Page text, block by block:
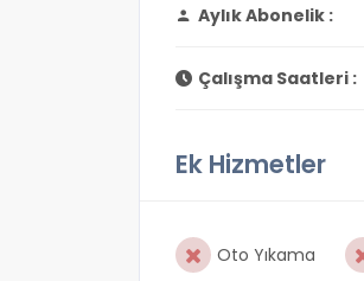
Aylık Abonelik :
Çalışma Saatleri :
Ek Hizmetler
Oto Yıkama